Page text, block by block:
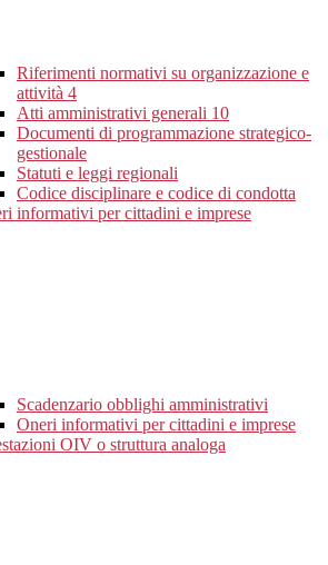
Riferimenti normativi su organizzazione e
attività 4
Atti amministrativi generali 10
Documenti di programmazione strategico-
gestionale
Statuti e leggi regionali
Codice disciplinare e codice di condotta
informativi per cittadini e imprese
Scadenzario obblighi amministrativi
Oneri informativi per cittadini e imprese
OIV o struttura analoga